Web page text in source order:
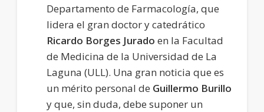
Departamento de Farmacología, que
lidera el gran doctor y catedrático
Ricardo Borges Jurado en la Facultad
de Medicina de la Universidad de La
Laguna (ULL). Una gran noticia que es
un mérito personal de Guillermo Burillo
y que, sin duda, debe suponer un